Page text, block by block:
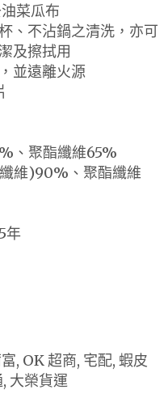
菜瓜布
、不沾鍋之清洗，亦可
及擦拭用
並遠離火源
、聚酯纖維65%
維)90%、聚酯纖維
年
, OK 超商, 宅配, 蝦皮
大榮貨運